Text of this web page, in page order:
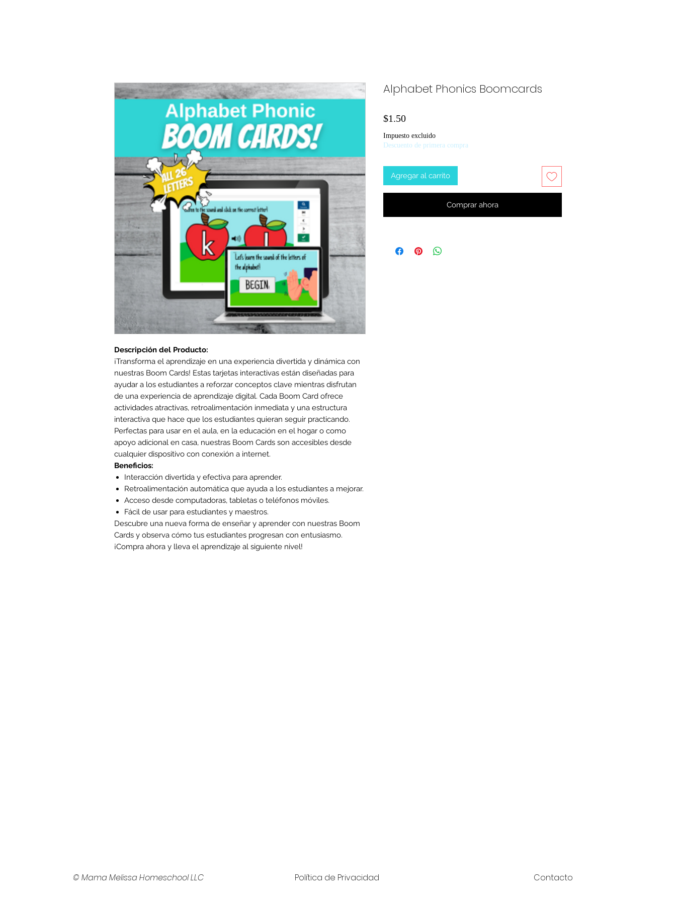
Descripción del Producto:
¡Transforma el aprendizaje en una experiencia divertida y dinámica con
nuestras Boom Cards! Estas tarjetas interactivas están diseñadas para
ayudar a los estudiantes a reforzar conceptos clave mientras disfrutan
de una experiencia de aprendizaje digital. Cada Boom Card ofrece
actividades atractivas, retroalimentación inmediata y una estructura
interactiva que hace que los estudiantes quieran seguir practicando.
Perfectas para usar en el aula, en la educación en el hogar o como
apoyo adicional en casa, nuestras Boom Cards son accesibles desde
cualquier dispositivo con conexión a internet.
Beneficios:
Interacción divertida y efectiva para aprender.
Retroalimentación automática que ayuda a los estudiantes a mejorar.
Acceso desde computadoras, tabletas o teléfonos móviles.
Fácil de usar para estudiantes y maestros.
Descubre una nueva forma de enseñar y aprender con nuestras Boom
Cards y observa cómo tus estudiantes progresan con entusiasmo.
¡Compra ahora y lleva el aprendizaje al siguiente nivel!
Alphabet Phonics Boomcards
$1.50Precio
Impuesto excluido
Descuento de primera compra
Agregar al carrito
Comprar ahora
© Mama Melissa Homeschool LLC Política de Privacidad Contacto